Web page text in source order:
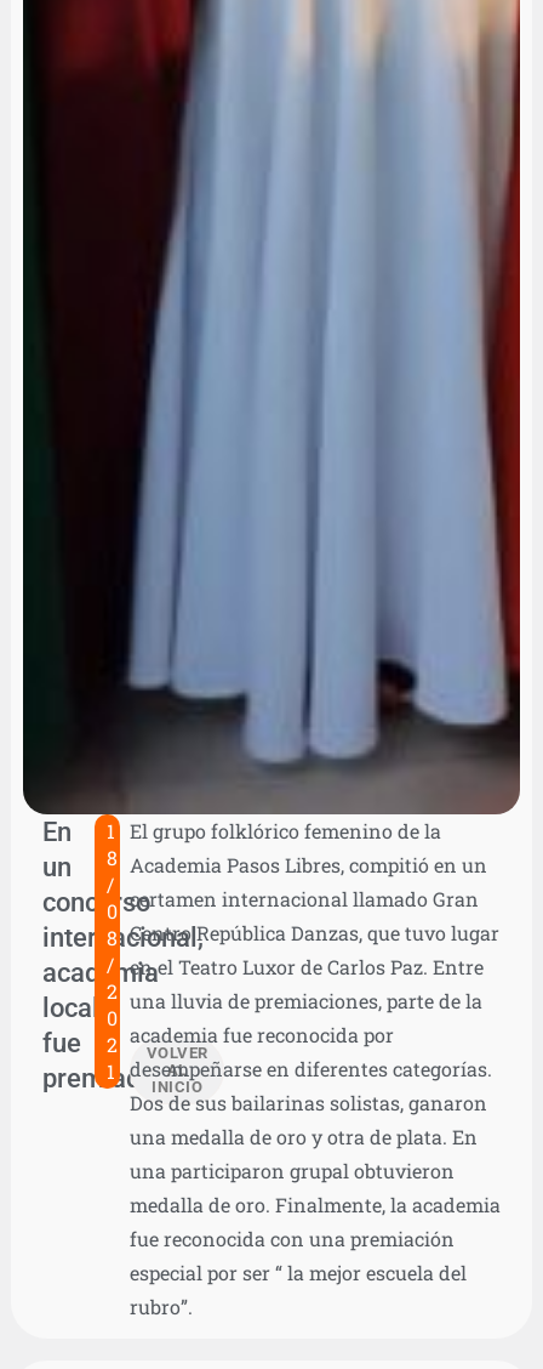
En
un
concurso
internacional,
academia
local
fue
premiada
1
8
/
0
8
/
2
0
2
1
VOLVER
AL
INICIO
El grupo folklórico femenino de la
Academia Pasos Libres, compitió en un
certamen internacional llamado Gran
Centro República Danzas, que tuvo lugar
en el Teatro Luxor de Carlos Paz. Entre
una lluvia de premiaciones, parte de la
academia fue reconocida por
desempeñarse en diferentes categorías.
Dos de sus bailarinas solistas, ganaron
una medalla de oro y otra de plata. En
una participaron grupal obtuvieron
medalla de oro. Finalmente, la academia
fue reconocida con una premiación
especial por ser “ la mejor escuela del
rubro”.